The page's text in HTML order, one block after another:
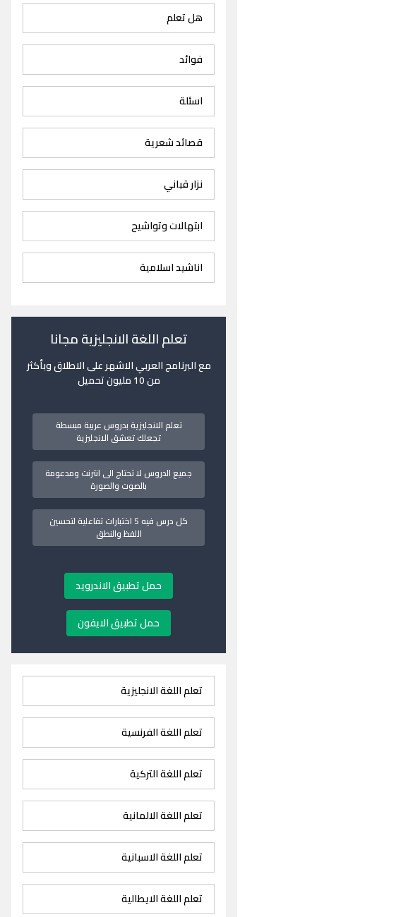
هل تعلم
فوائد
اسئلة
قصائد شعرية
نزار قباني
ابتهالات وتواشيح
اناشيد اسلامية
تعلم اللغة الانجليزية مجانا
مع البرنامج العربي الاشهر على الاطلاق وبأكثر
من 10 مليون تحميل
تعلم الانجليزية بدروس عربية مبسطة
تجعلك تعشق الانجليزية
جميع الدروس لا تحتاج الى انترنت ومدعومة
بالصوت والصورة
كل درس فيه 5 اختبارات تفاعلية لتحسين
اللفظ والنطق
حمل تطبيق الاندرويد
حمل تطبيق الايفون
تعلم اللغة الانجليزية
تعلم اللغة الفرنسية
تعلم اللغة التركية
تعلم اللغة الالمانية
تعلم اللغة الاسبانية
تعلم اللغة الايطالية